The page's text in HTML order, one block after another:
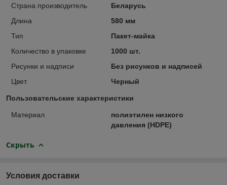
Страна производитель
Беларусь
Длина
580 мм
Тип
Пакет-майка
Количество в упаковке
1000 шт.
Рисунки и надписи
Без рисунков и надписей
Цвет
Черный
Пользовательские характеристики
Материал
полиэтилен низкого
давления (HDPE)
Скрыть
Условия доставки